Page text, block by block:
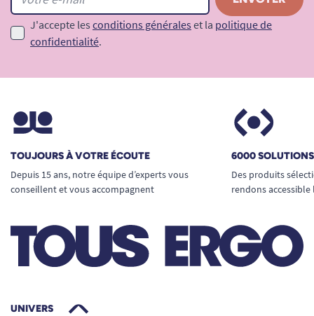
J'accepte les conditions générales et la politique de
confidentialité.
TOUJOURS À VOTRE ÉCOUTE
Depuis 15 ans, notre équipe d’experts vous
conseillent et vous accompagnent
6000
Des produits
rendons
UNIVERS